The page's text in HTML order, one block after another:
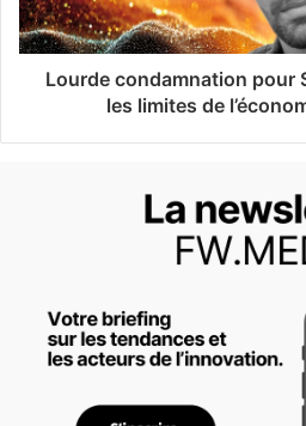
Lourde condamnation pour
les limites de